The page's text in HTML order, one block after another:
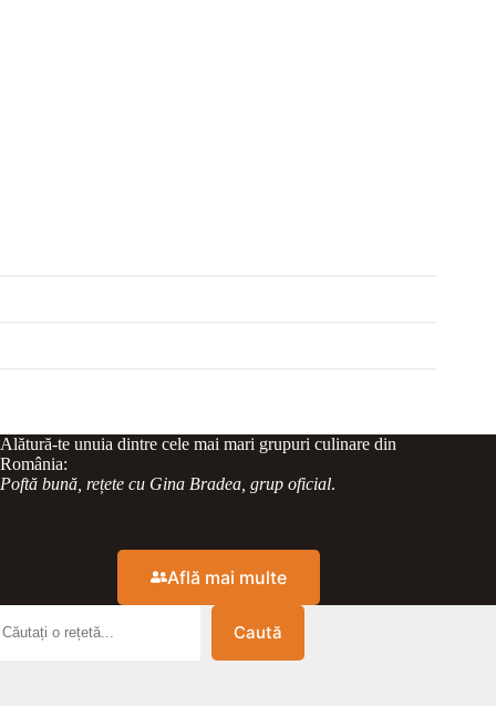
Alătură-te unuia dintre cele mai mari grupuri culinare din
România:
Poftă bună, rețete cu Gina Bradea, grup oficial.
Află mai multe
Caută